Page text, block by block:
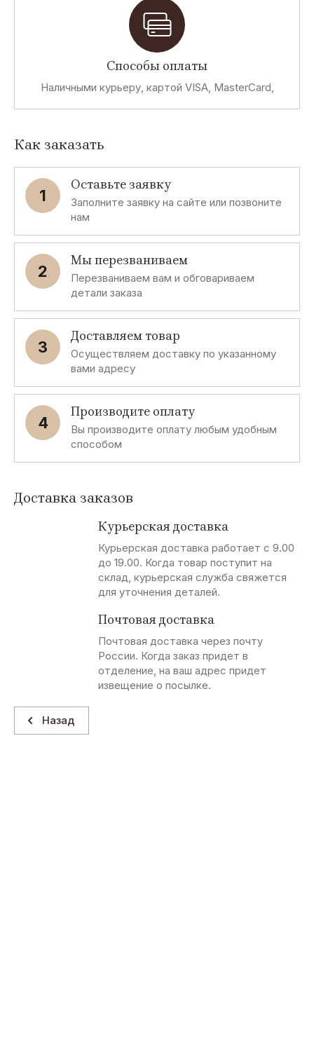
Способы оплаты
Наличными курьеру, картой VISA, MasterCard,
Как заказать
1
Оставьте заявку
Заполните заявку на сайте или позвоните
нам
2
Мы перезваниваем
Перезваниваем вам и обговариваем
детали заказа
3
Доставляем товар
Осуществляем доставку по указанному
вами адресу
4
Производите оплату
Вы производите оплату любым удобным
способом
Доставка заказов
Курьерская доставка
Курьерская доставка работает с 9.00
до 19.00. Когда товар поступит на
склад, курьерская служба свяжется
для уточнения деталей.
Почтовая доставка
Почтовая доставка через почту
России. Когда заказ придет в
отделение, на ваш адрес придет
извещение о посылке.
Назад